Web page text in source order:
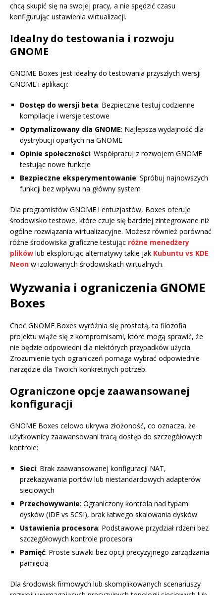
chcą skupić się na swojej pracy, a nie spędzić czasu
konfigurując ustawienia wirtualizacji.
Idealny do testowania i rozwoju
GNOME
GNOME Boxes jest idealny do testowania przyszłych wersji
GNOME i aplikacji:
Dostęp do wersji beta: Bezpiecznie testuj codzienne
kompilacje i wersje testowe
Optymalizowany dla GNOME: Najlepsza wydajność dla
dystrybucji opartych na GNOME
Opinie społeczności: Współpracuj z rozwojem GNOME
testując nowe funkcje
Bezpieczne eksperymentowanie: Spróbuj najnowszych
funkcji bez wpływu na główny system
Dla programistów GNOME i entuzjastów, Boxes oferuje
środowisko testowe, które czuje się bardziej zintegrowane niż
ogólne rozwiązania wirtualizacyjne. Możesz również porównać
różne środowiska graficzne testując różne menedżery
plików lub eksplorując alternatywy takie jak Kubuntu vs KDE
Neon w izolowanych środowiskach wirtualnych.
Wyzwania i ograniczenia GNOME
Boxes
Choć GNOME Boxes wyróżnia się prostotą, ta filozofia
projektu wiąże się z kompromisami, które mogą sprawić, że
nie będzie odpowiedni dla niektórych przypadków użycia.
Zrozumienie tych ograniczeń pomaga wybrać odpowiednie
narzędzie dla Twoich konkretnych potrzeb.
Ograniczone opcje zaawansowanej
konfiguracji
GNOME Boxes celowo ukrywa złożoność, co oznacza, że
użytkownicy zaawansowani tracą dostęp do szczegółowych
kontrole:
Sieci: Brak zaawansowanej konfiguracji NAT,
przekazywania portów lub niestandardowych adapterów
sieciowych
Przechowywanie: Ograniczony kontrola nad typami
dysków (IDE vs SCSI), brak łatwego skalowania dysków
Ustawienia procesora: Podstawowe przydział rdzeni bez
szczegółowych kontrole procesora
Pamięć: Proste suwaki bez opcji precyzyjnego zarządzania
pamięcią
Dla środowisk firmowych lub skomplikowanych scenariuszy